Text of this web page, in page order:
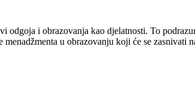
i obrazovanja kao djelatnosti. To
u obrazovanju koji će se zasnivati